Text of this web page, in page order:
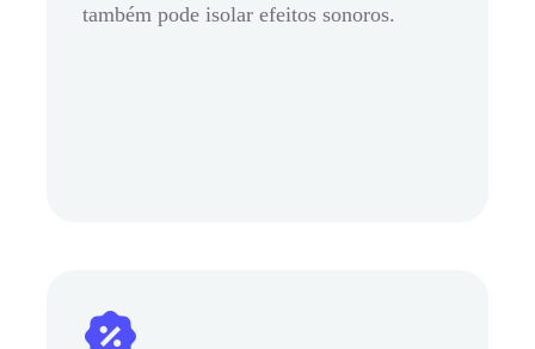
também pode isolar efeitos sonoros.